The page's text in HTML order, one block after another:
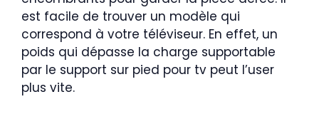
est facile de trouver un modèle qui
correspond à votre téléviseur. En effet, un
poids qui dépasse la charge supportable
par le support sur pied pour tv peut l’user
plus vite.